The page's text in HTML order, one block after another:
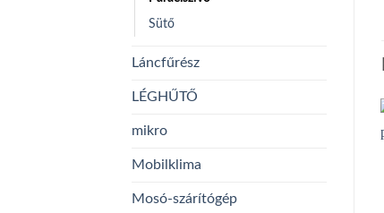
Sütő
Láncfűrész
LÉGHŰTŐ
mikro
Mobilklima
Mosó-szárítógép